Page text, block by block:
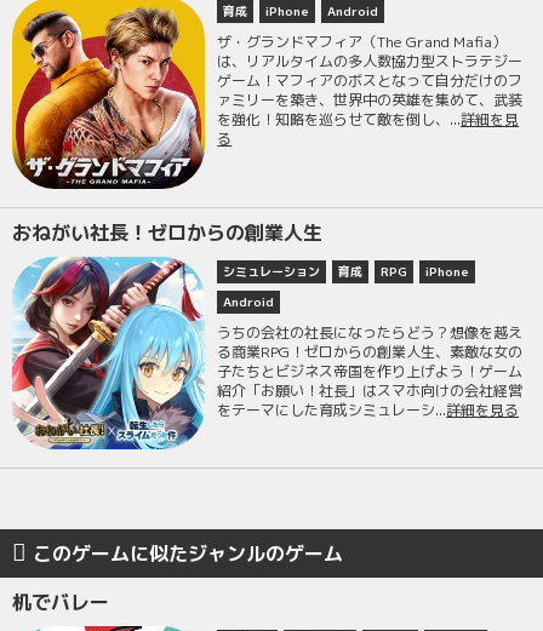
育成 iPhone Android
ザ・グランドマフィア（The Grand Mafia）
は、リアルタイムの多人数協力型ストラテジー
ゲーム！マフィアのボスとなって自分だけのフ
ァミリーを築き、世界中の英雄を集めて、武装
を強化！知略を巡らせて敵を倒し、...詳細を見
る
おねがい社長！ゼロからの創業人生
シミュレーション 育成 RPG
iPhone
Android
うちの会社の社長になったらどう？想像を越え
る商業RPG！ゼロからの創業人生、素敵な女の
子たちとビジネス帝国を作り上げよう！ゲーム
紹介「お願い！社長」はスマホ向けの会社経営
をテーマにした育成シミュレーシ...詳細を見る
このゲームに似たジャンルのゲーム
机でバレー